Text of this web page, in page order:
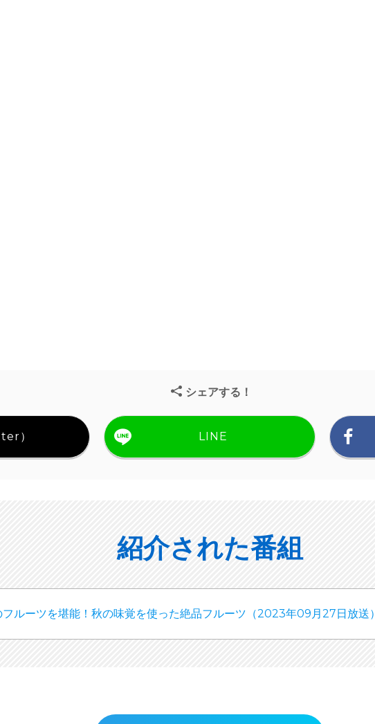
シェアする！
） LINE
紹介された番組
フルーツを堪能！秋の味覚を使った絶品フルーツ（2023年09月27日放送）